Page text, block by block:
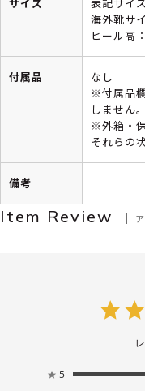
サイズ
表記サイ
海外靴サ
ヒール高
付属品
なし
※付属品
しません。
※外箱・
それらの
備考
Item Review
★ 5